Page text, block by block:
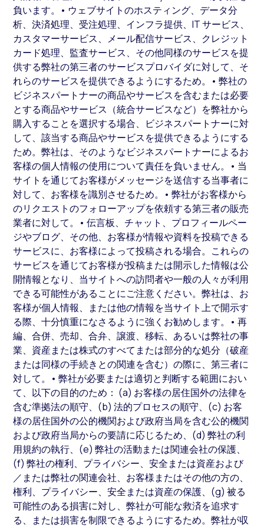
負います。• ウェブサイトのホスティング、データ分
析、決済処理、受注処理、インフラ提供、IT サービス、
カスタマーサービス、メール配信サービス、クレジット
カード処理、監査サービス、その他同様のサービスを提
供する弊社の第三者のサービスプロバイダに対して、そ
れらのサービスを提供できるようにするため。• 弊社の
ビジネスパートナーの商品やサービスを含むまたは必要
とする商品やサービス（統合サービスなど）を弊社から
購入することを選択する場合、ビジネスパートナーに対
して、該当する商品やサービスを提供できるようにする
ため。弊社は、そのようなビジネスパートナーによるお
客様の個人情報の使用について責任を負いません。• 当
サイトを通じてお客様がメッセージを送信する当事者に
対して、お客様を識別させるため。• 弊社がお客様から
のリクエストのフォローアップを依頼する第三者の販売
業者に対して。• 伝言板、チャット、プロフィールペー
ジやブログ、その他、お客様が情報や資料を投稿できる
サービスに、お客様によって投稿される場合。これらの
サービスを通じてお客様が投稿または開示した情報は公
開情報となり、当サイトへの訪問者や一般の人々が利用
できる可能性があることにご注意ください。弊社は、お
客様が個人情報、または他の情報を当サイト上で開示す
る際、十分慎重になさるように強くお勧めします。• 再
編、合併、売却、合弁、譲渡、移転、あるいは弊社の事
業、資産または株式のすべてまたは部分的な処分（破産
または同様の手続きとの関連を含む）の際に、第三者に
対して。• 弊社が必要または適切と判断する範囲におい
て、以下の目的のため： (a) お客様の居住国外の法律を
含む準拠法の順守、(b) 法的プロセスの順守、(c) お客
様の居住国外の公的機関および政府当局を含む公的機関
および政府当局からの要請に応じるため、(d) 弊社の利
用規約の執行、(e) 弊社の活動または関連会社の保護、
(f) 弊社の権利、プライバシー、安全または資産および
／または弊社の関連会社、お客様またはその他の方の、
権利、プライバシー、安全または資産の保護、(g) 被る
可能性のある損害に対し、弊社が可能な救済を追求す
る、または損害を制限できるようにするため。弊社が収